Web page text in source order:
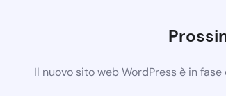
Il nuovo sito web WordPress è in